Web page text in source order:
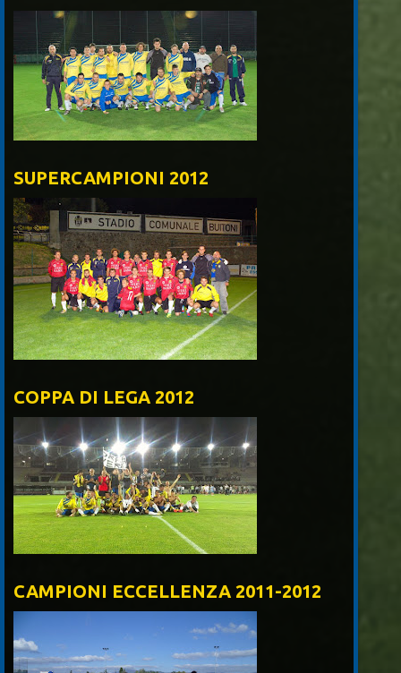
SUPERCAMPIONI 2012
COPPA DI LEGA 2012
CAMPIONI ECCELLENZA 2011-2012